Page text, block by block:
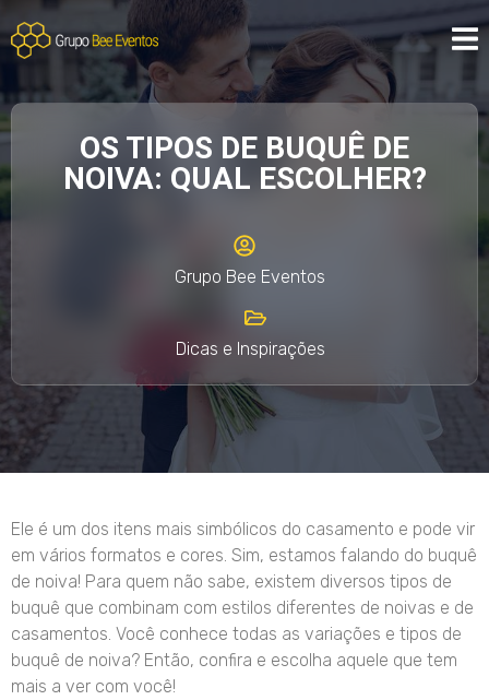
OS TIPOS DE BUQUÊ DE
NOIVA: QUAL ESCOLHER?
Grupo Bee Eventos
Dicas e Inspirações
Ele é um dos itens mais simbólicos do casamento e pode vir
em vários formatos e cores. Sim, estamos falando do buquê
de noiva! Para quem não sabe, existem diversos tipos de
buquê que combinam com estilos diferentes de noivas e de
casamentos. Você conhece todas as variações e tipos de
buquê de noiva? Então, confira e escolha aquele que tem
mais a ver com você!